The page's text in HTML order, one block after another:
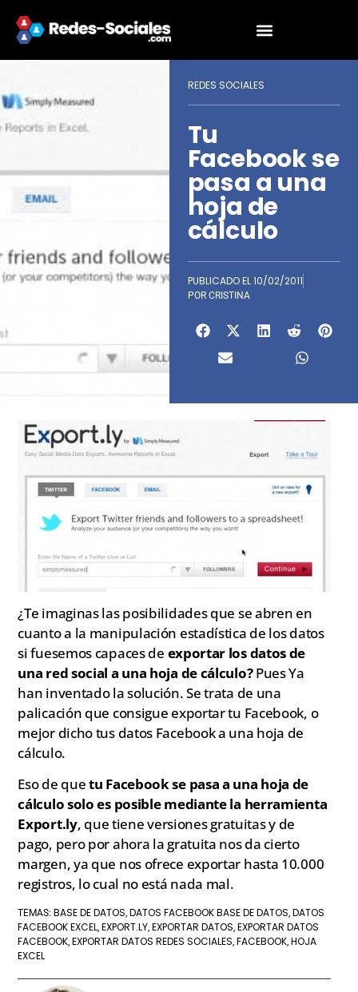
REDES SOCIALES
Tu
Facebook se
pasa a una
hoja de
cálculo
PUBLICADO EL10/02/2011
POR CRISTINA
¿Te imaginas las posibilidades que se abren en
cuanto a la manipulación estadística de los datos
si fuesemos capaces de exportar los datos de
una red social a una hoja de cálculo?Pues Ya
han inventado la solución. Se trata de una
palicación que consigue exportar tu Facebook, o
mejor dicho tus datos Facebook a una hoja de
cálculo.
Eso de quetu Facebook se pasa a una hoja de
cálculo solo es posible mediante la herramienta
Export.ly, que tiene versiones gratuitas y de
pago, pero por ahora la gratuita nos da cierto
margen, ya que nos ofrece exportar hasta 10.000
registros, lo cual no está nada mal.
TEMAS:BASE DE DATOS,DATOS FACEBOOK BASE DE DATOS,DATOS
FACEBOOK EXCEL,EXPORT.LY,EXPORTAR DATOS,EXPORTAR DATOS
FACEBOOK,EXPORTAR DATOS REDES SOCIALES,FACEBOOK,HOJA
EXCEL